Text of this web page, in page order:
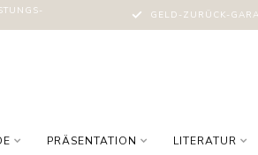
GELD-ZURÜCK-
PRÄSENTATION LITERATUR